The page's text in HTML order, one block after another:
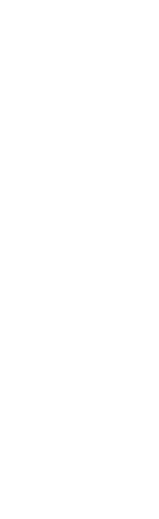
ช่วงเว
ประเท
นอกจา
ปันประ
ลองเซ่